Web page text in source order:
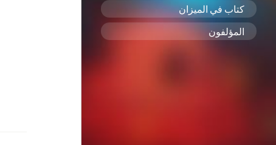
كتاب في الميزان
المؤلفون